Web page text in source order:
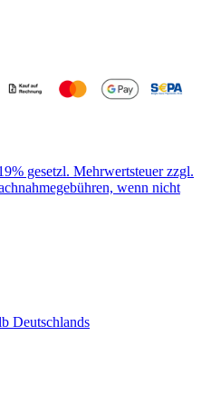
gesetzl. Mehrwertsteuer zzgl.
wenn nicht
Deutschlands